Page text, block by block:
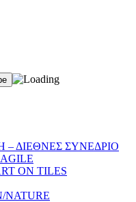
ΔΙΕΘΝΕΣ ΣΥΝΕΔΡΙΟ
ON TILES
NATURE